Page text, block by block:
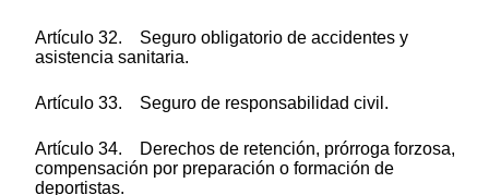
Artículo 32. Seguro obligatorio de accidentes y
asistencia sanitaria.
Artículo 33. Seguro de responsabilidad civil.
Artículo 34. Derechos de retención, prórroga forzosa,
compensación por preparación o formación de
deportistas.